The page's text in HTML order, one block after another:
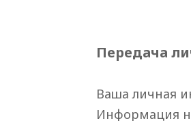
Передача
Ваша личная
Информация